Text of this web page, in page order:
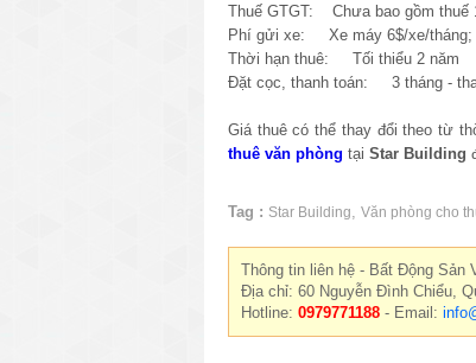
Thuế GTGT: Chưa bao gồm thuế
Phí gửi xe: Xe máy 6$/xe/tháng;
Thời hạn thuê: Tối thiểu 2 năm
Đặt cọc, thanh toán: 3 tháng -
Giá thuê có thể thay đổi theo từ
thuê văn phòng tại Star Building
Tag : Star Building Văn phòng cho
Thông tin liên hệ - Bất Động Sản
Địa chỉ: 60 Nguyễn Đình Chiểu,
Hotline: 0979771188 - Email: